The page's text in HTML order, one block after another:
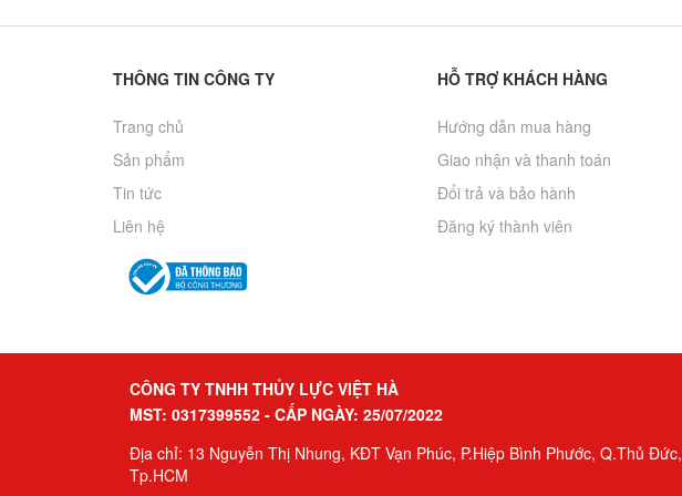
THÔNG TIN CÔNG TY
Trang chủ
Sản phẩm
Tin tức
Liên hệ
HỖ TRỢ KHÁCH HÀNG
Hướng dẫn mua hàng
Giao nhận và thanh toán
Đổi trả và bảo hành
Đăng ký thành viên
CÔNG TY TNHH THỦY LỰC VIỆT HÀ
MST: 0317399552 - CẤP NGÀY: 25/07/2022
Địa chỉ: 13 Nguyễn Thị Nhung, KĐT Vạn Phúc, P.Hiệp Bình Phước, Q.Thủ Đức,
Tp.HCM